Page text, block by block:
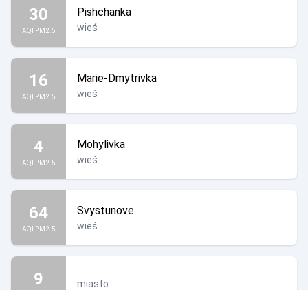
30
AQI PM2.5
Pishchanka
wieś
16
AQI PM2.5
Marie-Dmytrivka
wieś
4
AQI PM2.5
Mohylivka
wieś
64
AQI PM2.5
Svystunove
wieś
9 miasto